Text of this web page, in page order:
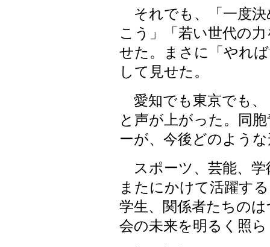
それでも、「一度決
こう」「若い世代の
せた。まさに「やれ
して見せた。
愛知でも東京でも、
と声が上がった。同
ーが、今後どのよう
スポーツ、芸能、学
またにかけて活躍す
学生、関係者たちの
会の未来を明るく照